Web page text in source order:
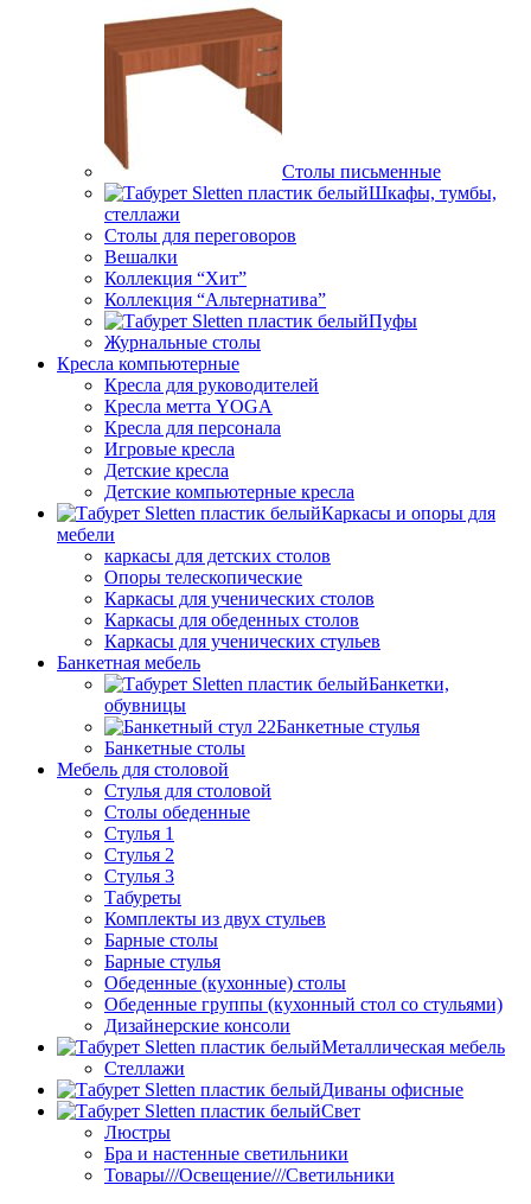
Столы письменные
Шкафы, тумбы,
стеллажи
Столы для переговоров
Вешалки
Коллекция “Хит”
Коллекция “Альтернатива”
Пуфы
Журнальные столы
Кресла компьютерные
Кресла для руководителей
Кресла метта YOGA
Кресла для персонала
Игровые кресла
Детские кресла
Детские компьютерные кресла
Каркасы и опоры для
мебели
каркасы для детских столов
Опоры телескопические
Каркасы для ученических столов
Каркасы для обеденных столов
Каркасы для ученических стульев
Банкетная мебель
Банкетки,
обувницы
Банкетные стулья
Банкетные столы
Мебель для столовой
Стулья для столовой
Столы обеденные
Стулья 1
Стулья 2
Стулья 3
Табуреты
Комплекты из двух стульев
Барные столы
Барные стулья
Обеденные (кухонные) столы
Обеденные группы (кухонный стол со стульями)
Дизайнерские консоли
Металлическая мебель
Стеллажи
Диваны офисные
Свет
Люстры
Бра и настенные светильники
Товары///Освещение///Светильники